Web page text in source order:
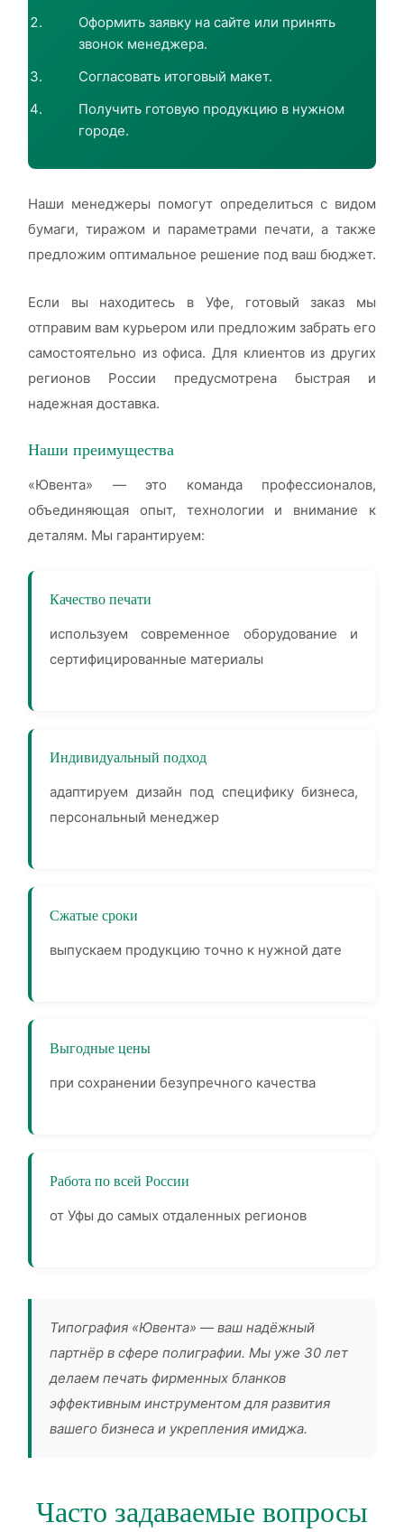
Оформить заявку на сайте или принять
звонок менеджера.
Согласовать итоговый макет.
Получить готовую продукцию в нужном
городе.
Наши менеджеры помогут определиться с видом
бумаги, тиражом и параметрами печати, а также
предложим оптимальное решение под ваш бюджет.
Если вы находитесь в Уфе, готовый заказ мы
отправим вам курьером или предложим забрать его
самостоятельно из офиса. Для клиентов из других
регионов России предусмотрена быстрая и
надежная доставка.
Наши преимущества
«Ювента» — это команда профессионалов,
объединяющая опыт, технологии и внимание к
деталям. Мы гарантируем:
Качество печати
используем современное оборудование и
сертифицированные материалы
Индивидуальный подход
адаптируем дизайн под специфику бизнеса,
персональный менеджер
Сжатые сроки
выпускаем продукцию точно к нужной дате
Выгодные цены
при сохранении безупречного качества
Работа по всей России
от Уфы до самых отдаленных регионов
Типография «Ювента» — ваш надёжный
партнёр в сфере полиграфии. Мы уже 30 лет
делаем печать фирменных бланков
эффективным инструментом для развития
вашего бизнеса и укрепления имиджа.
Часто задаваемые вопросы